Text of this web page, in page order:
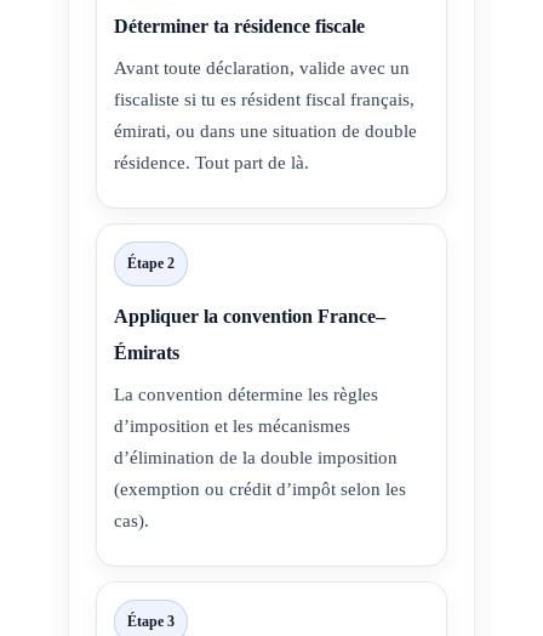
Déterminer ta résidence fiscale
Avant toute déclaration, valide avec un
fiscaliste si tu es résident fiscal français,
émirati, ou dans une situation de double
résidence. Tout part de là.
Étape 2
Appliquer la convention France–
Émirats
La convention détermine les règles
d’imposition et les mécanismes
d’élimination de la double imposition
(exemption ou crédit d’impôt selon les
cas).
Étape 3